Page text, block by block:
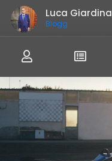
Luca Giardina
Blogger